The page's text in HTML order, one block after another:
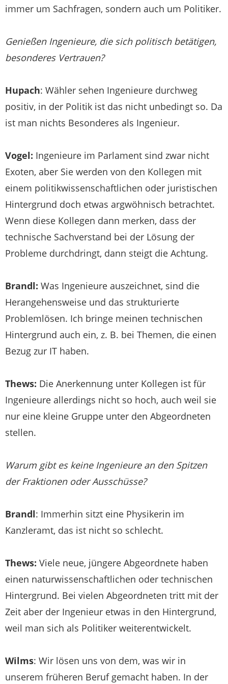
immer um Sachfragen, sondern auch um Politiker.
Genießen Ingenieure, die sich politisch betätigen,
besonderes Vertrauen?
Hupach: Wähler sehen Ingenieure durchweg
positiv, in der Politik ist das nicht unbedingt so. Da
ist man nichts Besonderes als Ingenieur.
Vogel: Ingenieure im Parlament sind zwar nicht
Exoten, aber Sie werden von den Kollegen mit
einem politikwissenschaftlichen oder juristischen
Hintergrund doch etwas argwöhnisch betrachtet.
Wenn diese Kollegen dann merken, dass der
technische Sachverstand bei der Lösung der
Probleme durchdringt, dann steigt die Achtung.
Brandl: Was Ingenieure auszeichnet, sind die
Herangehensweise und das strukturierte
Problemlösen. Ich bringe meinen technischen
Hintergrund auch ein, z. B. bei Themen, die einen
Bezug zur IT haben.
Thews: Die Anerkennung unter Kollegen ist für
Ingenieure allerdings nicht so hoch, auch weil sie
nur eine kleine Gruppe unter den Abgeordneten
stellen.
Warum gibt es keine Ingenieure an den Spitzen
der Fraktionen oder Ausschüsse?
Brandl: Immerhin sitzt eine Physikerin im
Kanzleramt, das ist nicht so schlecht.
Thews: Viele neue, jüngere Abgeordnete haben
einen naturwissenschaftlichen oder technischen
Hintergrund. Bei vielen Abgeordneten tritt mit der
Zeit aber der Ingenieur etwas in den Hintergrund,
weil man sich als Politiker weiterentwickelt.
Wilms: Wir lösen uns von dem, was wir in
unserem früheren Beruf gemacht haben. In der